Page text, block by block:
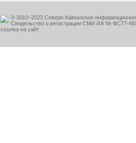
© 2010–2023 Северо-Кавказское
Свидельство о регистрации СМИ ИА № ФС77-
ссылка на сайт